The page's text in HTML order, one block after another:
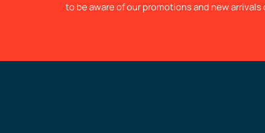
to be aware of our promotions and new